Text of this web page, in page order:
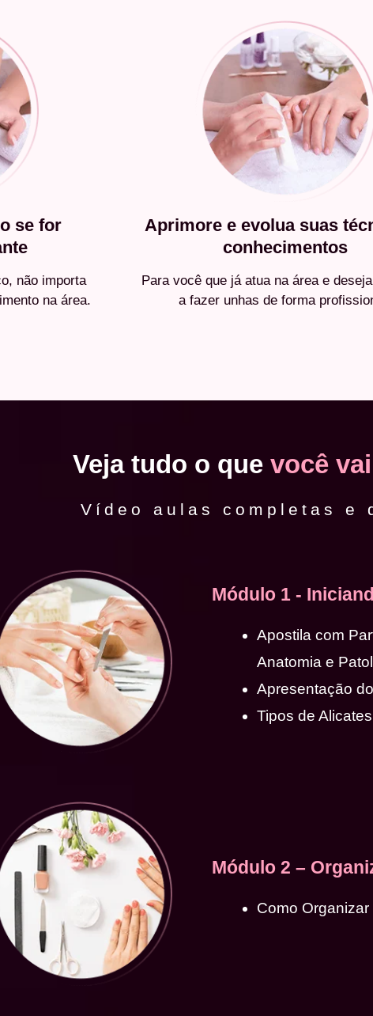
se for
não importa
na área.
Aprimore e evolua suas
conhecimentos
Para você que já atua na área e
a fazer unhas de forma
Veja tudo o que você
Vídeo aulas completas e
Módulo 1 -
Apostila com
Anatomia e
Apresentação
Tipos de
Módulo 2 –
Como